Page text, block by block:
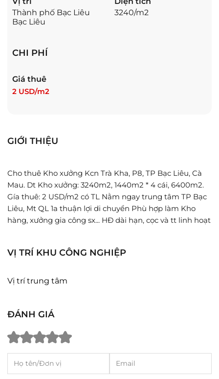
Thành phố Bạc Liêu
Bạc Liêu
3240/m2
CHI PHÍ
Giá thuê
2 USD/m2
GIỚI THIỆU
Cho thuê Kho xưởng Kcn Trà Kha, P8, TP Bạc Liêu, Cà
Mau. Dt Kho xưởng: 3240m2, 1440m2 * 4 cái, 6400m2.
Gía thuê: 2 USD/m2 có TL Nằm ngay trung tâm TP Bạc
Liêu, Mt QL 1a thuận lợi di chuyển Phù hợp làm Kho
hàng, xưởng gia công sx... HĐ dài hạn, cọc và tt linh hoạt
VỊ TRÍ KHU CÔNG NGHIỆP
Vị trí trung tâm
ĐÁNH GIÁ